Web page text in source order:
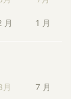
月 1 月
月 7 月